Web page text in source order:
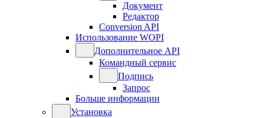
Документ
Редактор
Conversion API
Использование WOPI
Дополнительное API
Командный сервис
Подпись
Запрос
Больше информации
Установка